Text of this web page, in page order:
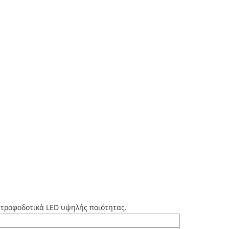
LED υψηλής ποιότητας.